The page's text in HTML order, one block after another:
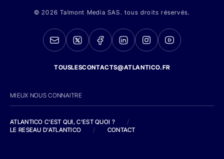
© 2026 Talmont Media SAS. tous droits réservés.
TOUSLESCONTACTS@ATLANTICO.FR
MIEUX NOUS CONNAITRE
ATLANTICO C'EST QUI, C'EST QUOI ?
/
LE RESEAU D'ATLANTICO
/ CONTACT